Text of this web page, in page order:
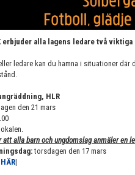
erbjuder alla lagens ledare två
ledare kan du hamna i situationer
HLR
den 21 mars
att alla barn och ungdomslag anmäler en
torsdagen den 17 mars
HÄR|